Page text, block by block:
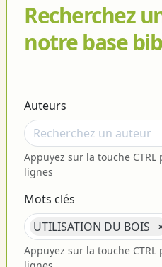
Recherchez
notre base
Auteurs
Appuyez sur la touche
lignes
Mots clés
UTILISATION DU BOIS
Appuyez sur la touche